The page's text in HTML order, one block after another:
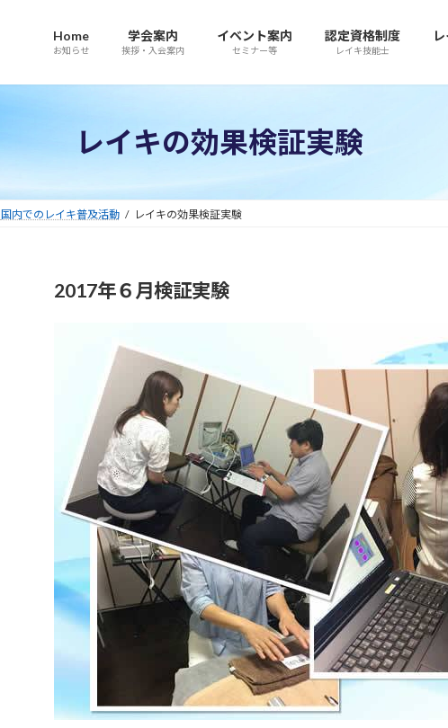
Home
お知らせ
学会案内
挨拶・入会案内
イベント案内
セミナー等
認定資格制度
レイキ技能士
レイキの効果検証実験
国内でのレイキ普及活動 レイキの効果検証実験
2017年６月検証実験